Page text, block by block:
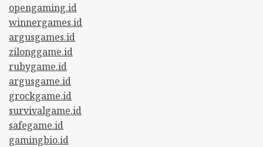
opengaming.id
winnergames.id
argusgames.id
zilonggame.id
rubygame.id
argusgame.id
grockgame.id
survivalgame.id
safegame.id
gamingbio.id